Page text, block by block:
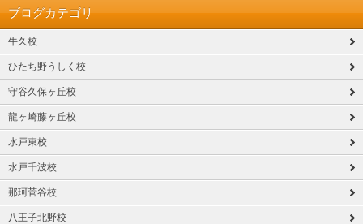
ブログカテゴリ
牛久校
ひたち野うしく校
守谷久保ヶ丘校
龍ヶ崎藤ヶ丘校
水戸東校
水戸千波校
那珂菅谷校
八王子北野校